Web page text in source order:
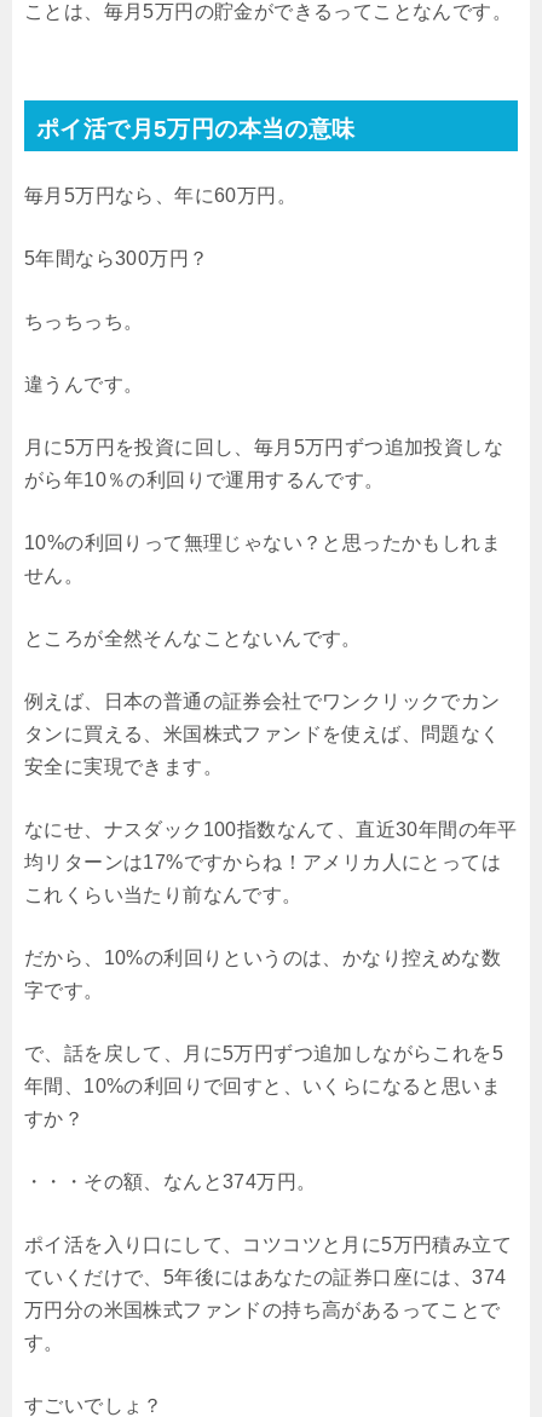
ことは、毎月5万円の貯金ができるってことなんです。
ポイ活で月5万円の本当の意味
毎月5万円なら、年に60万円。
5年間なら300万円？
ちっちっち。
違うんです。
月に5万円を投資に回し、毎月5万円ずつ追加投資しな
がら年10％の利回りで運用するんです。
10%の利回りって無理じゃない？と思ったかもしれま
せん。
ところが全然そんなことないんです。
例えば、日本の普通の証券会社でワンクリックでカン
タンに買える、米国株式ファンドを使えば、問題なく
安全に実現できます。
なにせ、ナスダック100指数なんて、直近30年間の年平
均リターンは17%ですからね！アメリカ人にとっては
これくらい当たり前なんです。
だから、10%の利回りというのは、かなり控えめな数
字です。
で、話を戻して、月に5万円ずつ追加しながらこれを5
年間、10%の利回りで回すと、いくらになると思いま
すか？
・・・その額、なんと374万円。
ポイ活を入り口にして、コツコツと月に5万円積み立て
ていくだけで、5年後にはあなたの証券口座には、374
万円分の米国株式ファンドの持ち高があるってことで
す。
すごいでしょ？